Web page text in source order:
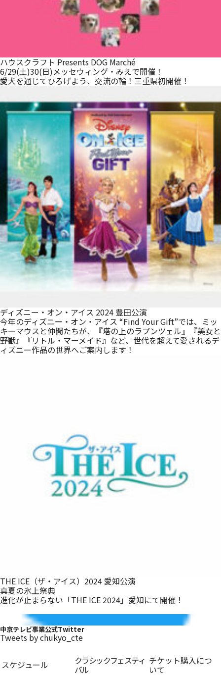
ハウスクラフト Presents DOG Marché
6/29(土)30(日)メッセウィング・みえで開催！
愛犬を通じてひろげよう、交流の輪！三重県初開催！
ディズニー・オン・アイス 2024 豊田公演
今年のディズニー・オン・アイス “Find Your Gift”では、ミッ
キーマウスと仲間たちが、『塔の上のラプンツェル』『美女と
野獣』『リトル・マーメイド』など、世代を超えて愛されるデ
ィズニー作品の世界へご案内します！
THE ICE（ザ・アイス）2024 愛知公演
真夏の氷上祭典
進化が止まらない「THE ICE 2024」愛知にて開催！
中京テレビ事業公式Twitter
Tweets by chukyo_cte
スケジュール クラシックフェスティ
バル
チケット購入につ
いて